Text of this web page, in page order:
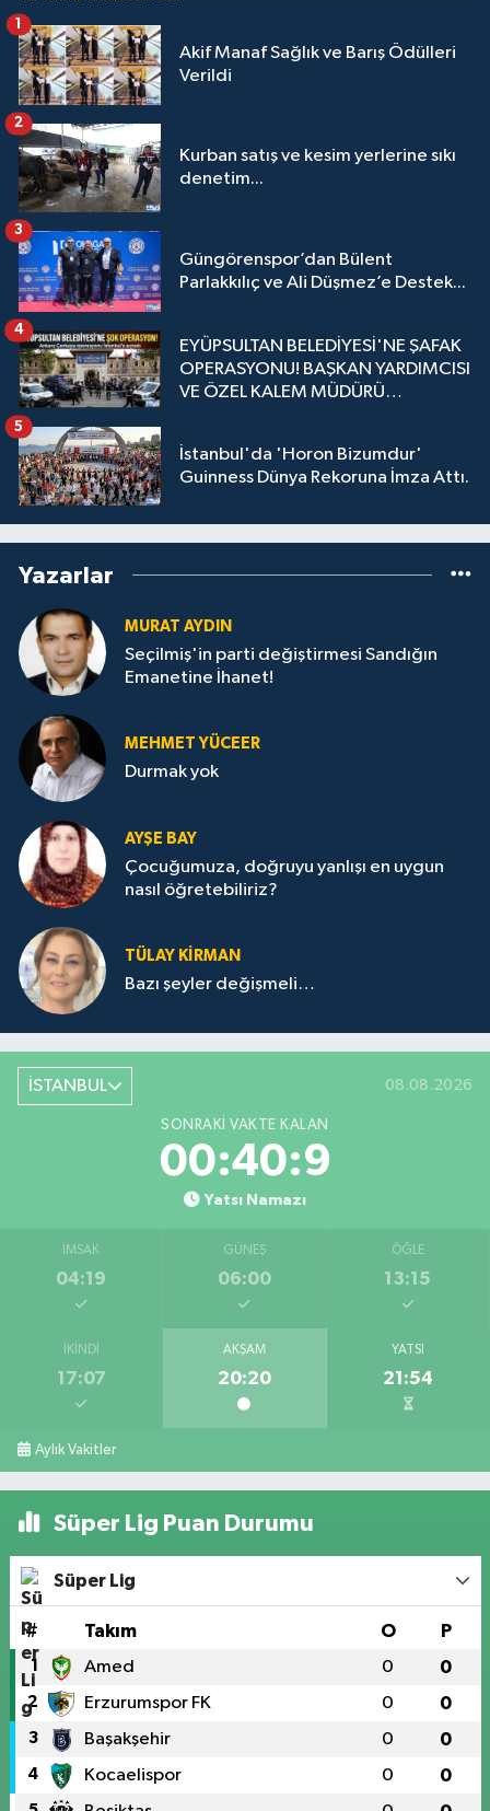
Akif Manaf Sağlık ve Barış Ödülleri
Verildi
1
Kurban satış ve kesim yerlerine sıkı
denetim...
2
Güngörenspor’dan Bülent
Parlakkılıç ve Ali Düşmez’e Destek...
3
EYÜPSULTAN BELEDİYESİ'NE ŞAFAK
OPERASYONU! BAŞKAN YARDIMCISI
VE ÖZEL KALEM MÜDÜRÜ
4
İstanbul'da 'Horon Bizumdur'
Guinness Dünya Rekoruna İmza Attı.
5
Yazarlar
MURAT AYDIN
Seçilmiş'in parti değiştirmesi Sandığın
Emanetine İhanet!
MEHMET YÜCEER
Durmak yok
AYŞE BAY
Çocuğumuza, doğruyu yanlışı en uygun
nasıl öğretebiliriz?
TÜLAY KİRMAN
Bazı şeyler değişmeli…
İSTANBUL 08.08.2026
SONRAKI VAKTE KALAN
00:40:9
Yatsı Namazı
İMSAK
04:19
GÜNEŞ
06:00
ÖĞLE
13:15
İKINDI
17:07
AKŞAM
20:20
YATSI
21:54
Aylık Vakitler
Süper Lig Puan Durumu
Süper Lig
# Takım O P
1 Amed 0 0
2 Erzurumspor FK 0 0
3 Başakşehir 0 0
4 Kocaelispor 0 0